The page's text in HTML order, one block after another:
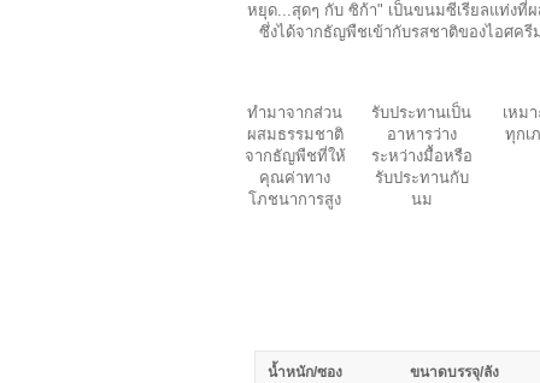
หยุด...สุดๆ กับ ซิก้า" เป็นขนมซีเรียลแท่งที่
ซึ่งได้จากธัญพืชเข้ากับรสชาติของไอศครี
ทำมาจากส่วน
ผสมธรรมชาติ
จากธัญพืชที่ให้
คุณค่าทาง
โภชนาการสูง
รับประทานเป็น
อาหารว่าง
ระหว่างมื้อหรือ
รับประทานกับ
นม
เหม
ทุกเ
น้ำหนัก/ซอง ขนาดบรรจุ/ลัง